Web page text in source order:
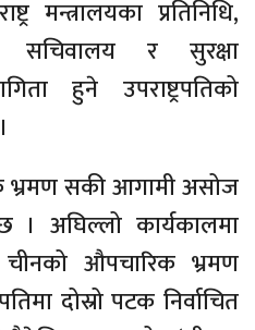
मन्त्रालयका प्रतिनिधि,
सचिवालय र सुरक्षा
हुने उपराष्ट्रपतिको
भ्रमण सकी आगामी असोज
अघिल्लो कार्यकालमा
चीनको औपचारिक भ्रमण
दोस्रो पटक निर्वाचित